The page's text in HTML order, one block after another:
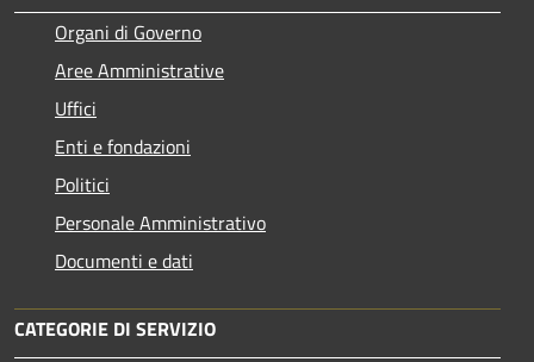
Organi di Governo
Aree Amministrative
Uffici
Enti e fondazioni
Politici
Personale Amministrativo
Documenti e dati
CATEGORIE DI SERVIZIO